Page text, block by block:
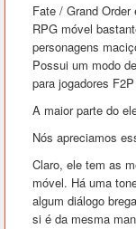
Fate / Grand
RPG móvel
personagens
Possui um modo
para jogadores
A maior parte do
Nós apreciamos
Claro, ele tem as
móvel. Há uma
algum diálogo
si é da mesma